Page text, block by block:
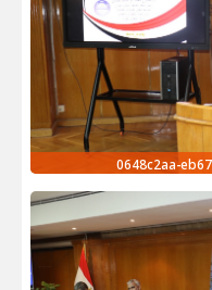
0648c2aa-